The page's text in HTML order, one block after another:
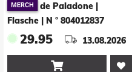
de Paladone |
Flasche
N ° 804012837
29.95 13.08.2026
